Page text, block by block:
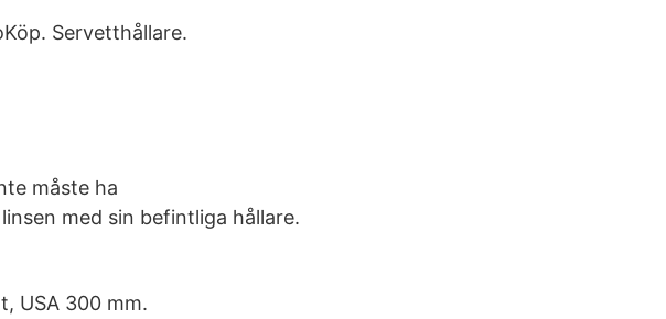
Servetthållare.
måste ha
med sin befintliga hållare.
USA 300 mm.